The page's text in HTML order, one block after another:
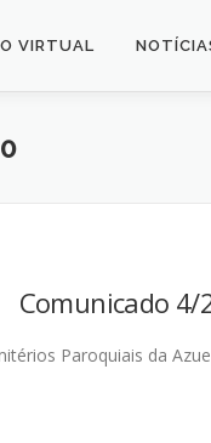
VIRTUAL
Comunicado 4/
Paroquiais da